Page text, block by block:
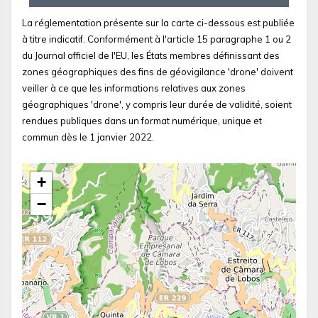
La réglementation présente sur la carte ci-dessous est publiée
à titre indicatif. Conformément à l'article 15 paragraphe 1 ou 2
du Journal officiel de l'EU, les États membres définissant des
zones géographiques des fins de géovigilance 'drone' doivent
veiller à ce que les informations relatives aux zones
géographiques 'drone', y compris leur durée de validité, soient
rendues publiques dans un format numérique, unique et
commun dès le 1 janvier 2022.